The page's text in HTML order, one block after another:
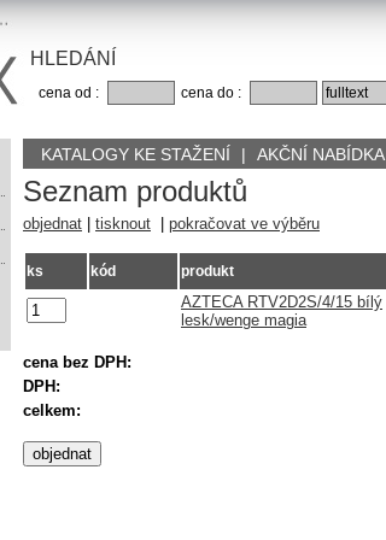
HLEDÁNÍ
cena od : cena do :
KATALOGY KE STAŽENÍ | AKČNÍ NABÍDKA
Seznam produktů
objednat tisknout pokračovat ve výběru
ks kód produkt
AZTECA RTV2D2S/4/15 bílý
lesk/wenge magia
cena bez DPH:
DPH:
celkem: